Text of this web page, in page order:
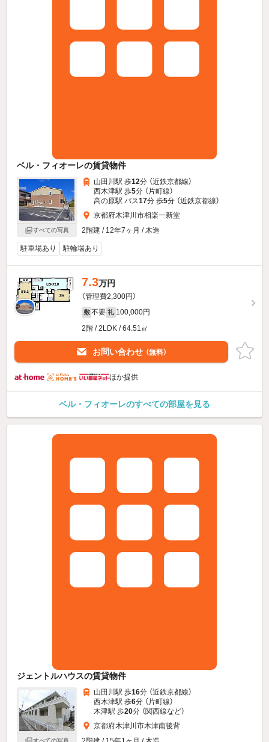
ベル・フィオーレの賃貸物件
すべての写真
山田川駅 歩12分 （近鉄京都線）
西木津駅 歩5分 （片町線）
高の原駅 バス17分 歩5分 （近鉄京都線）
京都府木津川市相楽一新堂
2階建 / 12年7ヶ月 / 木造
駐車場あり 駐輪場あり
7.3万円
（管理費2,300円）
敷 不要 礼 100,000円
2階 / 2LDK / 64.51㎡
お問い合わせ （無料）
ほか提供
ベル・フィオーレのすべての部屋を見る
ジェントルハウスの賃貸物件
すべての写真
山田川駅 歩16分 （近鉄京都線）
西木津駅 歩6分 （片町線）
木津駅 歩20分 （関西線など）
京都府木津川市木津南後背